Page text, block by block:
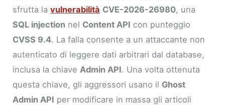
sfrutta lavulnerabilità CVE-2026-26980, una
SQL injection nel Content API con punteggio
CVSS 9.4. La falla consente a un attaccante non
autenticato di leggere dati arbitrari dal database,
inclusa la chiave Admin API. Una volta ottenuta
questa chiave, gli aggressori usano il Ghost
Admin API per modificare in massa gli articoli